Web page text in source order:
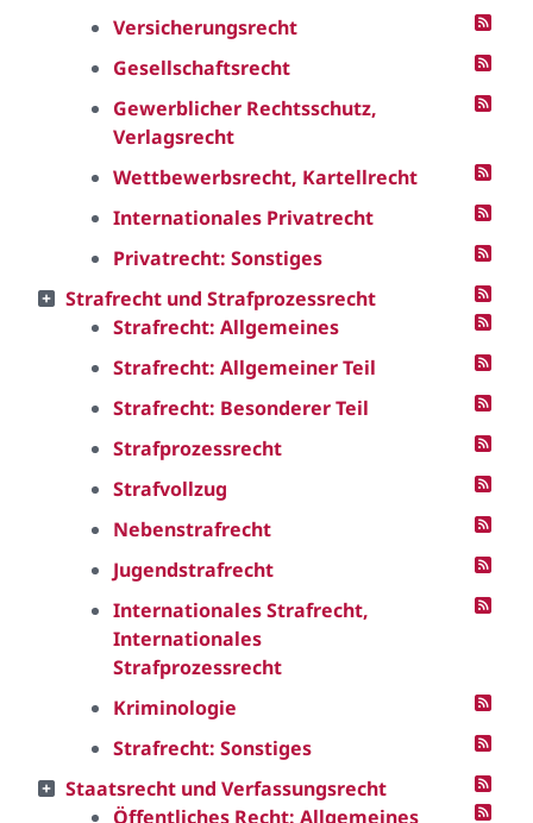
Versicherungsrecht
Gesellschaftsrecht
Gewerblicher Rechtsschutz,
Verlagsrecht
Wettbewerbsrecht, Kartellrecht
Internationales Privatrecht
Privatrecht: Sonstiges
Strafrecht und Strafprozessrecht
Strafrecht: Allgemeines
Strafrecht: Allgemeiner Teil
Strafrecht: Besonderer Teil
Strafprozessrecht
Strafvollzug
Nebenstrafrecht
Jugendstrafrecht
Internationales Strafrecht,
Internationales
Strafprozessrecht
Kriminologie
Strafrecht: Sonstiges
Staatsrecht und Verfassungsrecht
Öffentliches Recht: Allgemeines